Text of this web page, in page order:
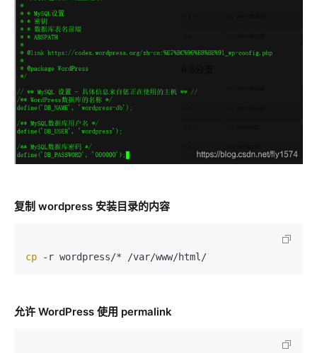
复制 wordpress 安装目录的内容
cp -r wordpress/* /var/www/html/
允许 WordPress 使用 permalink